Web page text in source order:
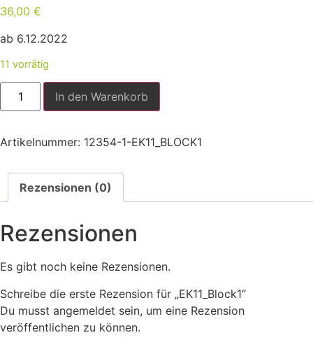
36,00 €
ab 6.12.2022
11 vorrätig
In den Warenkorb
Artikelnummer: 12354-1-EK11_BLOCK1
Rezensionen (0)
Rezensionen
Es gibt noch keine Rezensionen.
Schreibe die erste Rezension für „EK11_Block1“
Du musst angemeldet sein, um eine Rezension
veröffentlichen zu können.